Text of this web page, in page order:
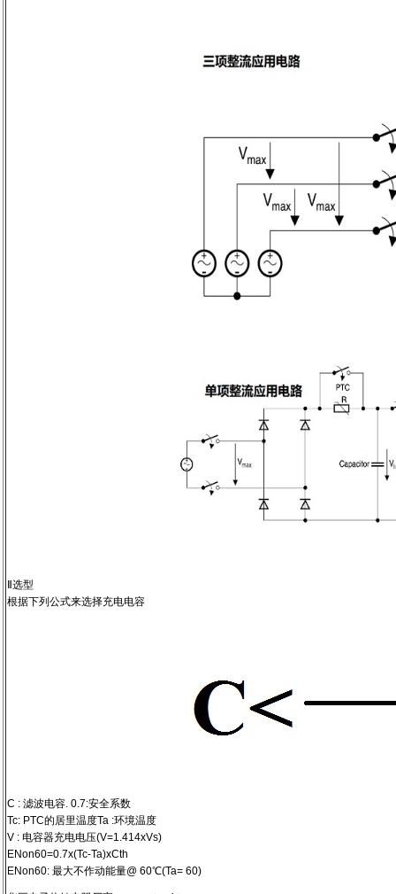
Ⅱ选型
根据下列公式来选择充电电容
C : 滤波电容. 0.7:安全系数
Tc: PTC的居里温度Ta :环境温度
V : 电容器充电电压(V=1.414xVs)
ENon60=0.7x(Tc-Ta)xCth
ENon60: 最大不作动能量@ 60℃(Ta= 60)